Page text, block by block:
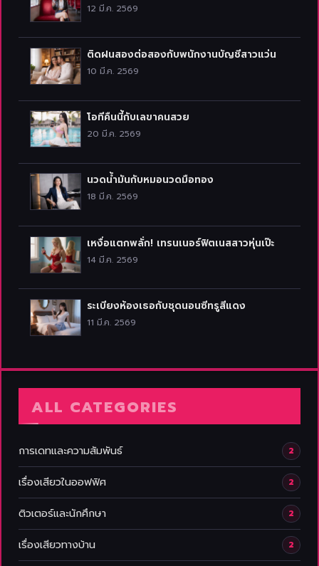
12 มี.ค. 2569
ติดฝนสองต่อสองกับพนักงานบัญชีสาวแว่น
10 มี.ค. 2569
โอทีคืนนี้กับเลขาคนสวย
20 มี.ค. 2569
นวดน้ำมันกับหมอนวดมือทอง
18 มี.ค. 2569
เหงื่อแตกพลั่ก! เทรนเนอร์ฟิตเนสสาวหุ่นเป๊ะ
14 มี.ค. 2569
ระเบียงห้องเธอกับชุดนอนซีทรูสีแดง
11 มี.ค. 2569
ALL CATEGORIES
การเดทและความสัมพันธ์ 2
เรื่องเสียวในออฟฟิศ 2
ติวเตอร์และนักศึกษา 2
เรื่องเสียวทางบ้าน 2